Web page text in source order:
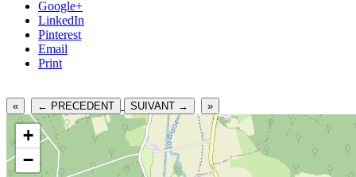
Google+
LinkedIn
Pinterest
Email
Print
« ← PRECEDENT SUIVANT → »
+
−